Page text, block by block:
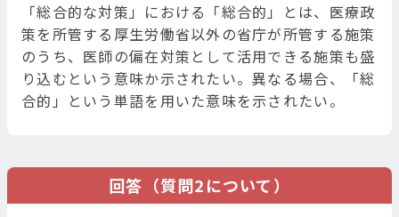
「総合的な対策」における「総合的」とは、医療政
策を所管する厚生労働省以外の省庁が所管する施策
のうち、医師の偏在対策として活用できる施策も盛
り込むという意味か示されたい。異なる場合、「総
合的」という単語を用いた意味を示されたい。
回答（質問2について）